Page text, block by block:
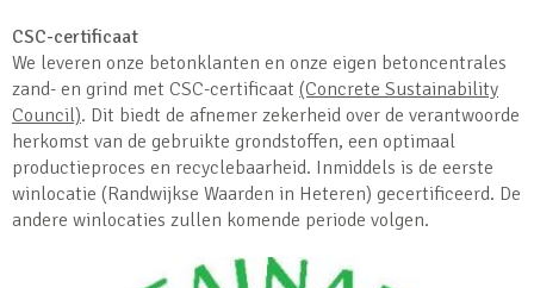
CSC-certificaat
We leveren onze betonklanten en onze eigen betoncentrales
zand- en grind met CSC-certificaat (Concrete Sustainability
Council). Dit biedt de afnemer zekerheid over de verantwoorde
herkomst van de gebruikte grondstoffen, een optimaal
productieproces en recyclebaarheid. Inmiddels is de eerste
winlocatie (Randwijkse Waarden in Heteren) gecertificeerd. De
andere winlocaties zullen komende periode volgen.